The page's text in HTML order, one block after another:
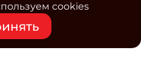
cookies